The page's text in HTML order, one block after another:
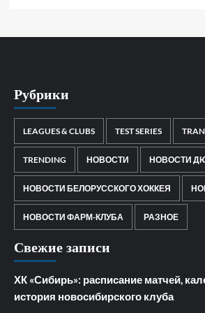
Рубрики
LEAGUES & CLUBS TEST SERIES
TRENDING НОВОСТИ НОВОСТИ
НОВОСТИ БЕЛОРУССКОГО ХОККЕЯ
НОВОСТИ ФАРМ-КЛУБА РАЗНОЕ
Свежие записи
ХК «Сибирь»: расписание матчей,
история новосибирского клуба